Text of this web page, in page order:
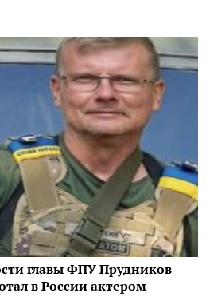
главы ФПУ Прудников
в России актером